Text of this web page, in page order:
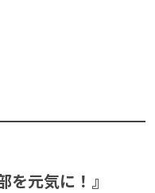
を元気に！』